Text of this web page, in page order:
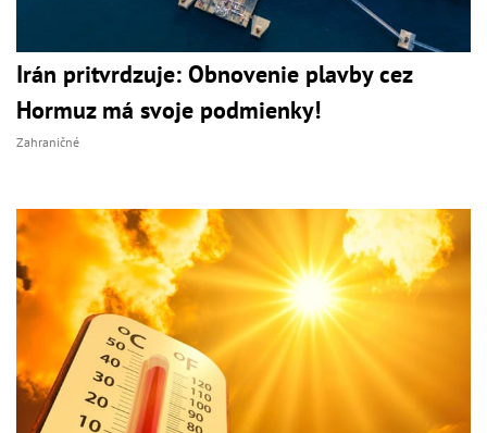
Irán pritvrdzuje: Obnovenie plavby cez
Hormuz má svoje podmienky!
Zahraničné